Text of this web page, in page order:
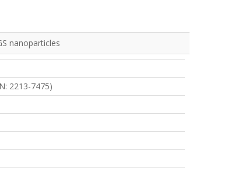
nanoparticles
2213-7475)